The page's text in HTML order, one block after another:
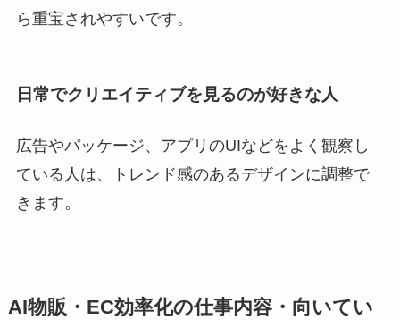
ら重宝されやすいです。
日常でクリエイティブを見るのが好きな人
広告やパッケージ、アプリのUIなどをよく観察し
ている人は、トレンド感のあるデザインに調整で
きます。
AI物販・EC効率化の仕事内容・向いてい